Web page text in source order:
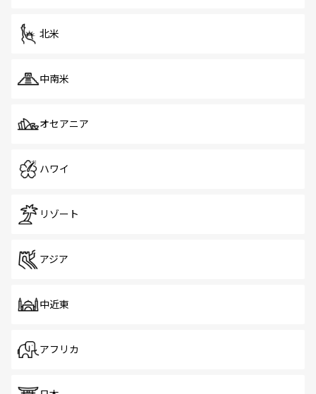
北米
中南米
オセアニア
ハワイ
リゾート
アジア
中近東
アフリカ